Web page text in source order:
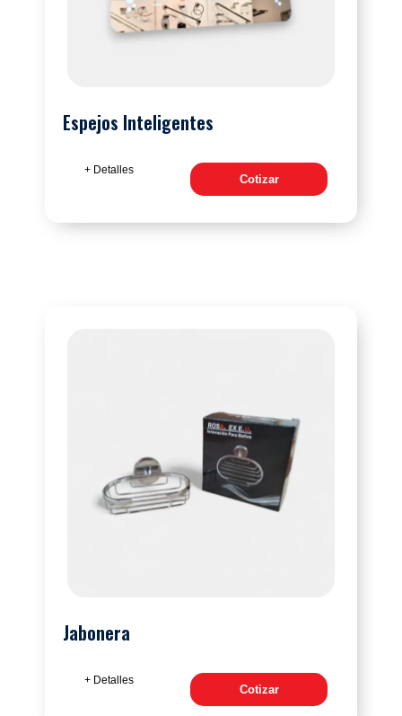
Espejos Inteligentes
+ Detalles
Cotizar
Jabonera
+ Detalles
Cotizar